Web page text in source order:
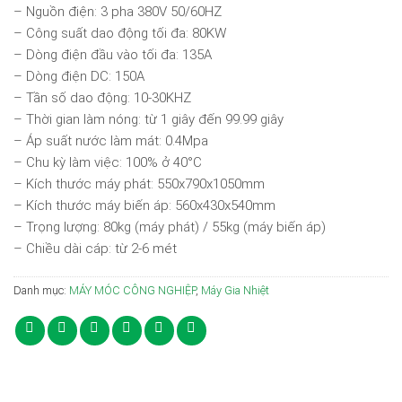
– Nguồn điện: 3 pha 380V 50/60HZ
– Công suất dao động tối đa: 80KW
– Dòng điện đầu vào tối đa: 135A
– Dòng điện DC: 150A
– Tần số dao động: 10-30KHZ
– Thời gian làm nóng: từ 1 giây đến 99.99 giây
– Áp suất nước làm mát: 0.4Mpa
– Chu kỳ làm việc: 100% ở 40°C
– Kích thước máy phát: 550x790x1050mm
– Kích thước máy biến áp: 560x430x540mm
– Trọng lượng: 80kg (máy phát) / 55kg (máy biến áp)
– Chiều dài cáp: từ 2-6 mét
Danh mục: MÁY MÓC CÔNG NGHIỆP, Máy Gia Nhiệt